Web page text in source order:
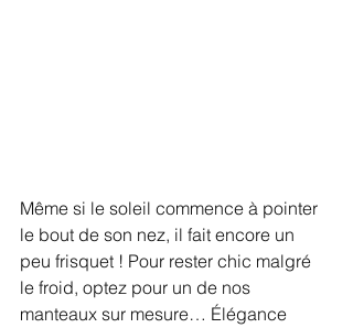
Même si le soleil commence à pointer
le bout de son nez, il fait encore un
peu frisquet ! Pour rester chic malgré
le froid, optez pour un de nos
manteaux sur mesure… Élégance